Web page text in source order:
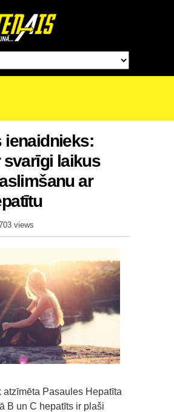
ienaidnieks:
svarīgi laikus
ar
views
atzīmēta Pasaules Hepatīta
B un C hepatīts ir plaši